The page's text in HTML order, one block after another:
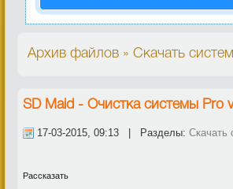
Архив файлов » Скачать
SD Maid - Очистка системы Pro
17-03-2015, 09:13 | Разделы: Скачать
Рассказать